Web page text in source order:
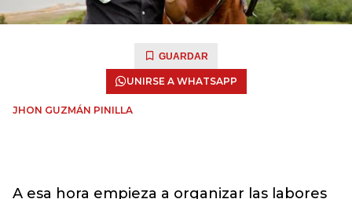
GUARDAR
UNIRSE A WHATSAPP
JHON GUZMÁN PINILLA
A esa hora empieza a organizar las labores